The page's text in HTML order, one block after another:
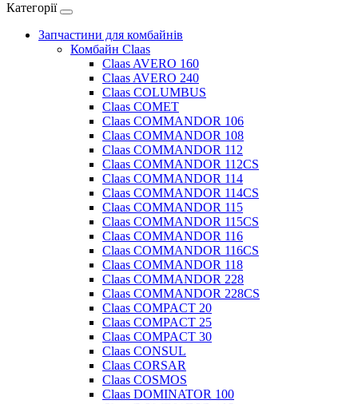
Категорії
Запчастини для комбайнів
Комбайн Claas
Claas AVERO 160
Claas AVERO 240
Claas COLUMBUS
Claas COMET
Claas COMMANDOR 106
Claas COMMANDOR 108
Claas COMMANDOR 112
Claas COMMANDOR 112CS
Claas COMMANDOR 114
Claas COMMANDOR 114CS
Claas COMMANDOR 115
Claas COMMANDOR 115CS
Claas COMMANDOR 116
Claas COMMANDOR 116CS
Claas COMMANDOR 118
Claas COMMANDOR 228
Claas COMMANDOR 228CS
Claas COMPACT 20
Claas COMPACT 25
Claas COMPACT 30
Claas CONSUL
Claas CORSAR
Claas COSMOS
Claas DOMINATOR 100